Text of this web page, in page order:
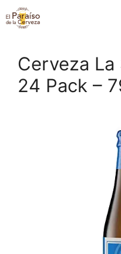
Saltar
al
Cerveza La
24 Pack –